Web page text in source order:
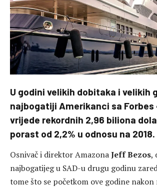
U godini velikih dobitaka i velikih
najbogatiji Amerikanci sa Forbes
vrijede rekordnih 2,96 biliona
porast od 2,2% u odnosu na
Osnivač i direktor AmazonaJeff Bezos,
najbogatijeg u SAD-u drugu godinu
tome što se početkom ove godine